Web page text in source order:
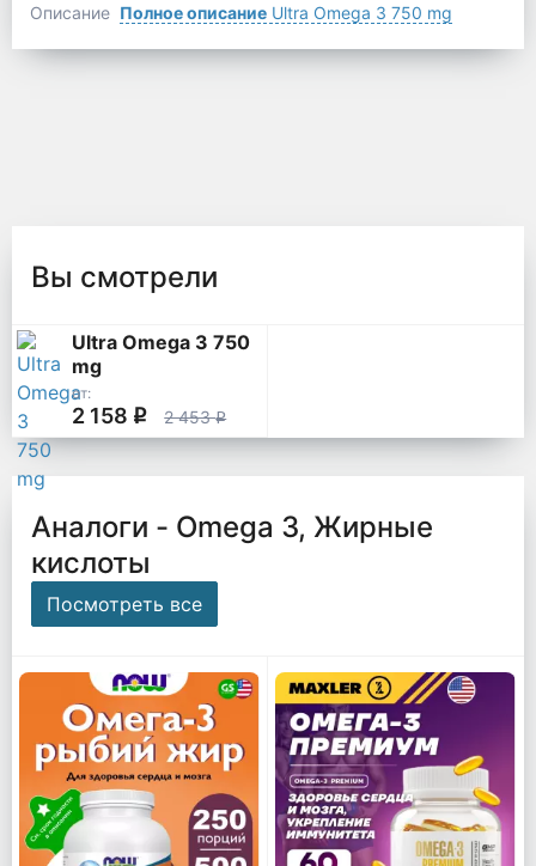
Описание Полное описаниеUltra Omega 3 750 mg
Вы смотрели
Ultra Omega 3 750
mg
от:
2 158 q 2 453q
Аналоги - Omega 3, Жирные
кислоты
Посмотреть все